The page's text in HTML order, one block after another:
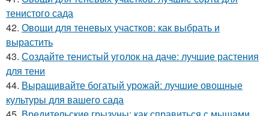
тенистого сада
42. Овощи для теневых участков: как выбрать и
вырастить
43. Создайте тенистый уголок на даче: лучшие растения
для тени
44. Выращивайте богатый урожай: лучшие овощные
культуры для вашего сада